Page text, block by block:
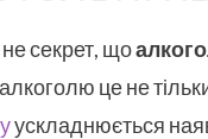
не секрет, що
це не
ускладнюється